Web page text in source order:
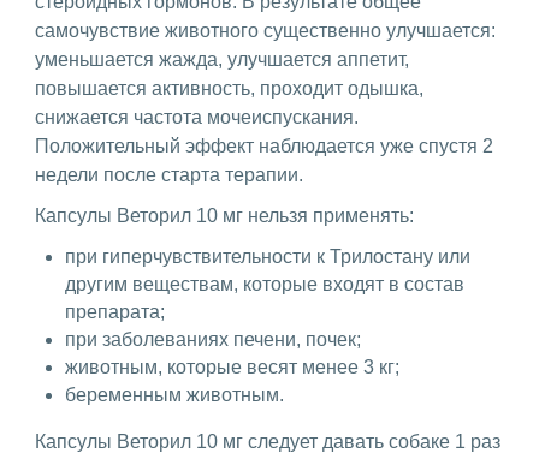
самочувствие животного существенно улучшается:
уменьшается жажда, улучшается аппетит,
повышается активность, проходит одышка,
снижается частота мочеиспускания.
Положительный эффект наблюдается уже спустя 2
недели после старта терапии.
Капсулы Веторил 10 мг нельзя применять:
при гиперчувствительности к Трилостану или
другим веществам, которые входят в состав
препарата;
при заболеваниях печени, почек;
животным, которые весят менее 3 кг;
беременным животным.
Капсулы Веторил 10 мг следует давать собаке 1 раз